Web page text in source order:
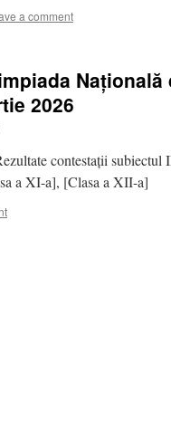
a comment
Națională
2026
contestații
a XI-a], [Clasa a XII-a]